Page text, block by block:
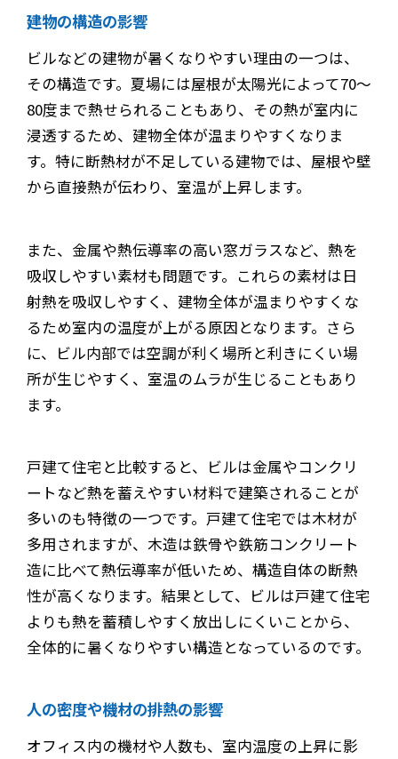
建物の構造の影響
ビルなどの建物が暑くなりやすい理由の一つは、
その構造です。夏場には屋根が太陽光によって70～
80度まで熱せられることもあり、その熱が室内に
浸透するため、建物全体が温まりやすくなりま
す。特に断熱材が不足している建物では、屋根や壁
から直接熱が伝わり、室温が上昇します。
また、金属や熱伝導率の高い窓ガラスなど、熱を
吸収しやすい素材も問題です。これらの素材は日
射熱を吸収しやすく、建物全体が温まりやすくな
るため室内の温度が上がる原因となります。さら
に、ビル内部では空調が利く場所と利きにくい場
所が生じやすく、室温のムラが生じることもあり
ます。
戸建て住宅と比較すると、ビルは金属やコンクリ
ートなど熱を蓄えやすい材料で建築されることが
多いのも特徴の一つです。戸建て住宅では木材が
多用されますが、木造は鉄骨や鉄筋コンクリート
造に比べて熱伝導率が低いため、構造自体の断熱
性が高くなります。結果として、ビルは戸建て住宅
よりも熱を蓄積しやすく放出しにくいことから、
全体的に暑くなりやすい構造となっているのです。
人の密度や機材の排熱の影響
オフィス内の機材や人数も、室内温度の上昇に影